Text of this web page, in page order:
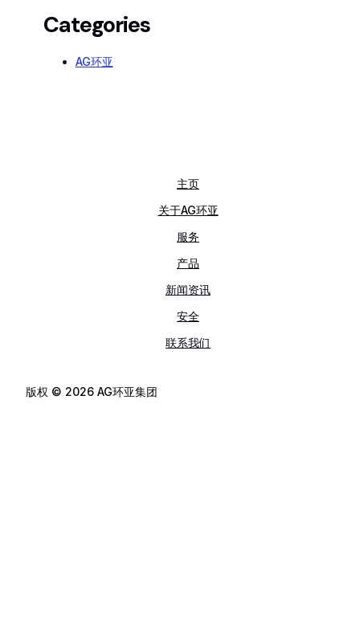
Categories
AG环亚
主页
关于AG环亚
服务
产品
新闻资讯
安全
联系我们
版权 © 2026 AG环亚集团